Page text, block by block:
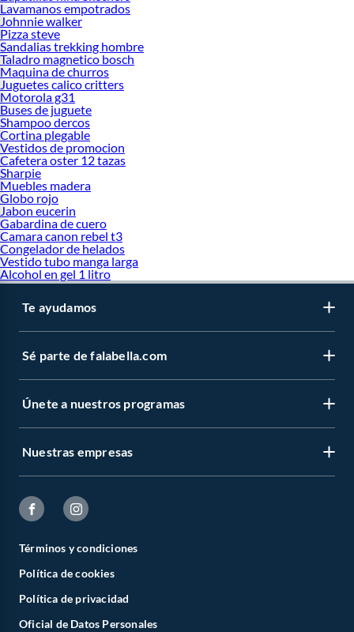
Lavamanos empotrados
Johnnie walker
Pizza steve
Sandalias trekking hombre
Taladro magnetico bosch
Maquina de churros
Juguetes calico critters
Motorola g31
Buses de juguete
Shampoo dercos
Cortina plegable
Vestidos de promocion
Cafetera oster 12 tazas
Sharpie
Muebles madera
Globo rojo
Jabon eucerin
Gabardina de cuero
Camara canon rebel t3
Congelador de helados
Vestido tubo manga larga
Alcohol en gel 1 litro
Te ayudamos
Sé parte de falabella.com
Únete a nuestros programas
Nuestras empresas
Términos y condiciones
Política de cookies
Política de privacidad
Oficial de Datos Personales